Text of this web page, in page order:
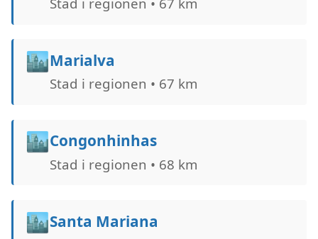
🏙️Marialva
Stad i regionen • 67 km
🏙️Congonhinhas
Stad i regionen • 68 km
🏙️Santa Mariana